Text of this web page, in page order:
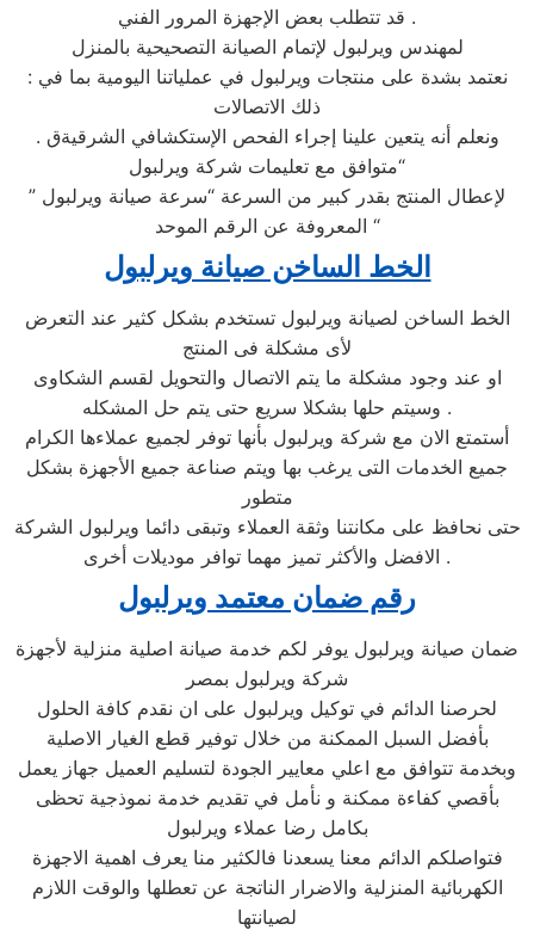
. قد تتطلب بعض الإجهزة المرور الفني
لمهندس ويرلبول لإتمام الصيانة التصحيحية بالمنزل
: نعتمد بشدة على منتجات ويرلبول في عملياتنا اليومية بما في
ذلك الاتصالات
. ونعلم أنه يتعين علينا إجراء الفحص الإستكشافي الشرقيةق
“متوافق مع تعليمات شركة ويرلبول
” لإعطال المنتج بقدر كبير من السرعة “سرعة صيانة ويرلبول
المعروفة عن الرقم الموحد “
الخط الساخن صيانة ويرلبول
الخط الساخن لصيانة ويرلبول تستخدم بشكل كثير عند التعرض
لأى مشكلة فى المنتج
او عند وجود مشكلة ما يتم الاتصال والتحويل لقسم الشكاوى
وسيتم حلها بشكلا سريع حتى يتم حل المشكله .
أستمتع الان مع شركة ويرلبول بأنها توفر لجميع عملاءها الكرام
جميع الخدمات التى يرغب بها ويتم صناعة جميع الأجهزة بشكل
متطور
حتى نحافظ على مكانتنا وثقة العملاء وتبقى دائما ويرلبول الشركة
الافضل والأكثر تميز مهما توافر موديلات أخرى .
رقم ضمان معتمد ويرلبول
ضمان صيانة ويرلبول يوفر لكم خدمة صيانة اصلية منزلية لأجهزة
شركة ويرلبول بمصر
لحرصنا الدائم في توكيل ويرلبول على ان نقدم كافة الحلول
بأفضل السبل الممكنة من خلال توفير قطع الغيار الاصلية
وبخدمة تتوافق مع اعلي معايير الجودة لتسليم العميل جهاز يعمل
بأقصي كفاءة ممكنة و نأمل في تقديم خدمة نموذجية تحظى
بكامل رضا عملاء ويرلبول
فتواصلكم الدائم معنا يسعدنا فالكثير منا يعرف اهمية الاجهزة
الكهربائية المنزلية والاضرار الناتجة عن تعطلها والوقت اللازم
لصيانتها